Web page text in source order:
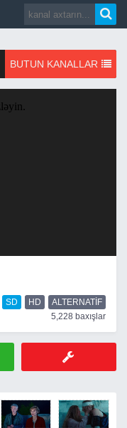
BUTUN KANALLAR
SD HD
ALTERNATIF
5,228 baxışlar